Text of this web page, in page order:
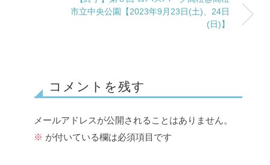
市立中央公園【2023年9月23日(土)、24日
(日)】
コメントを残す
メールアドレスが公開されることはありません。
※ が付いている欄は必須項目です